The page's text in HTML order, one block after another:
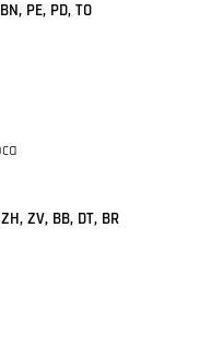
PE, PD, TO
ZV, BB, DT, BR